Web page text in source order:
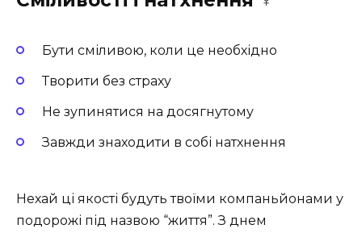
Бути сміливою, коли це необхідно
Творити без страху
Не зупинятися на досягнутому
Завжди знаходити в собі натхнення
Нехай ці якості будуть твоїми компаньйонами у
подорожі під назвою “життя”. З днем